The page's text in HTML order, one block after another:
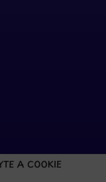
A COOKIE